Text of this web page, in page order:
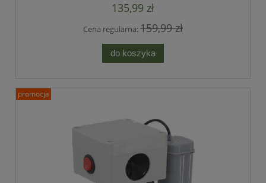
135,99 zł
Cena regularna:159,99 zł
do koszyka
promocja